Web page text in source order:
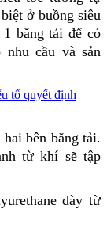
ở buồng siêu
băng tải để có
cầu và sản
tố quyết định
bên băng tải.
từ khí sẽ tập
dày từ